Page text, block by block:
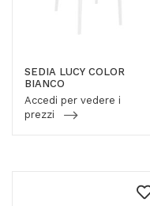
SEDIA LUCY COLOR
BIANCO
Accedi per vedere i
prezzi